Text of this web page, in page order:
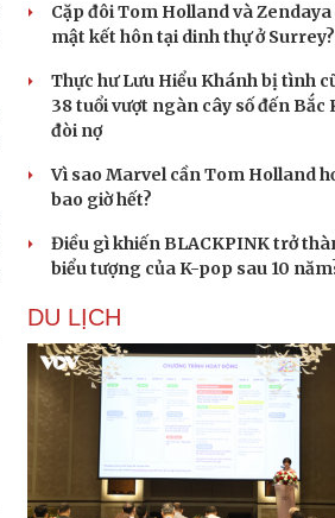
Cặp đôi Tom Holland và Zendaya
mật kết hôn tại dinh thự ở Surrey?
Thực hư Lưu Hiểu Khánh bị tình
38 tuổi vượt ngàn cây số đến Bắc
đòi nợ
Vì sao Marvel cần Tom Holland
bao giờ hết?
Điều gì khiến BLACKPINK trở
biểu tượng của K-pop sau 10
DU LỊCH